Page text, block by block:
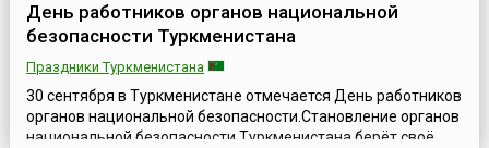
День работников органов национальной
безопасности Туркменистана
Праздники Туркменистана
30 сентября в Туркменистане отмечается День работников
органов национальной безопасности.Становление органов
национальной безопасности Туркменистана берёт своё